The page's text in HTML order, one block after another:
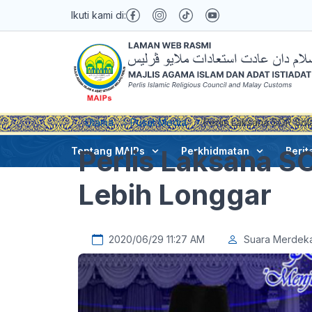
Ikuti kami di:
Tentang MAIPs Perkhidmatan
Utama Pusat Media Perlis Laksana SOP
Perlis Laksana
Lebih Longgar
2020/06/29 11:27 AM Suara